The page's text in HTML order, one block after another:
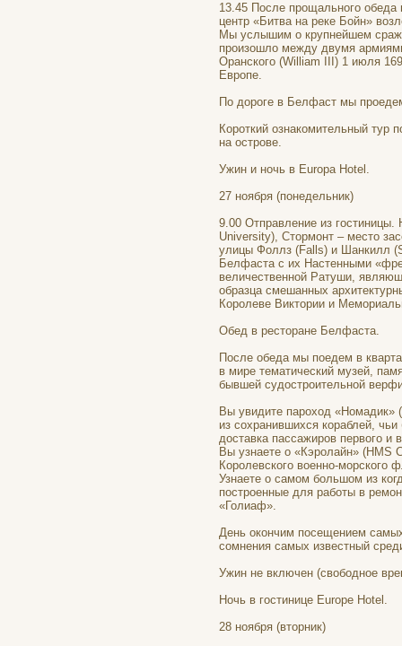
13.45 После прощального
центр «Битва на реке Бойн»
Мы услышим о крупнейшем
произошло между двумя
Оранского (William III) 1 июля
Европе.
По дороге в Белфаст мы
Короткий ознакомительный
на острове.
Ужин и ночь в Europa Hotel.
27 ноября (понедельник)
9.00 Отправление из гостиницы.
University), Стормонт – место
улицы Фоллз (Falls) и Шанкилл
Белфаста с их Настенными
величественной Ратуши,
образца смешанных
Королеве Виктории и
Обед в ресторане Белфаста.
После обеда мы поедем в
в мире тематический музей,
бывшей судостроительной
Вы увидите пароход «Номадик»
из сохранившихся кораблей,
доставка пассажиров первого и
Вы узнаете о «Кэролайн» (HMS
Королевского военно-морского
Узнаете о самом большом из
построенные для работы в
«Голиаф».
День окончим посещением
сомнения самых известный
Ужин не включен (свободное
Ночь в гостинице Europe Hotel.
28 ноября (вторник)